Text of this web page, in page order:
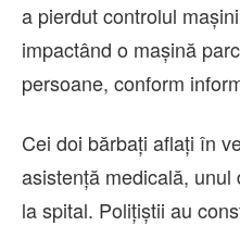
a pierdut controlul
impactând o mașină
persoane, conform
Cei doi bărbați aflați în
asistență medicală,
la spital. Polițiștii au